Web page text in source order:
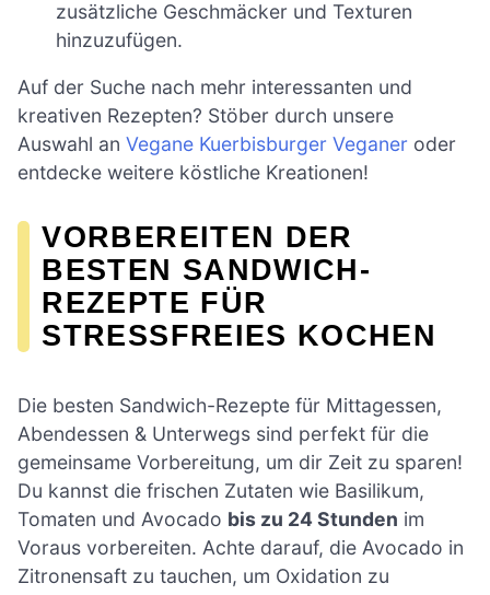
zusätzliche Geschmäcker und Texturen
hinzuzufügen.
Auf der Suche nach mehr interessanten und
kreativen Rezepten? Stöber durch unsere
Auswahl an Vegane Kuerbisburger Veganer oder
entdecke weitere köstliche Kreationen!
VORBEREITEN DER
BESTEN SANDWICH-
REZEPTE FÜR
STRESSFREIES KOCHEN
Die besten Sandwich-Rezepte für Mittagessen,
Abendessen & Unterwegs sind perfekt für die
gemeinsame Vorbereitung, um dir Zeit zu sparen!
Du kannst die frischen Zutaten wie Basilikum,
Tomaten und Avocado bis zu 24 Stunden im
Voraus vorbereiten. Achte darauf, die Avocado in
Zitronensaft zu tauchen, um Oxidation zu